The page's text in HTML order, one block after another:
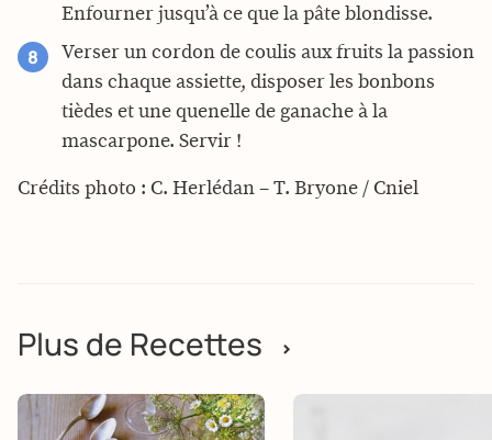
Enfourner jusqu’à ce que la pâte blondisse.
Verser un cordon de coulis aux fruits la passion
dans chaque assiette, disposer les bonbons
tièdes et une quenelle de ganache à la
mascarpone. Servir !
Crédits photo : C. Herlédan – T. Bryone / Cniel
Plus de Recettes >